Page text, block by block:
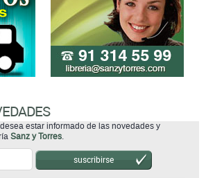
estar informado de las novedades y
Sanz y Torres.
suscribirse